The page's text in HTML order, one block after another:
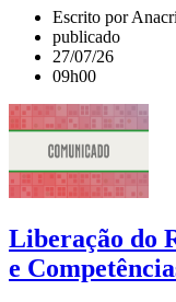
Escrito por
publicado
27/07/26
09h00
Liberação do
e